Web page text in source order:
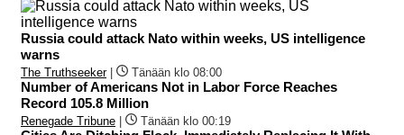
Russia could attack Nato within weeks, US intelligence
warns
The Truthseeker| Tänään klo 08:00
Number of Americans Not in Labor Force Reaches
Record 105.8 Million
Renegade Tribune Tänään klo 00:19